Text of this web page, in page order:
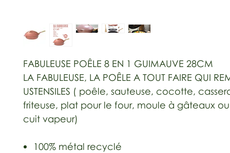
FABULEUSE POÊLE 8 EN 1 GUIMAUVE 28CM
LA FABULEUSE, LA POÊLE A TOUT FAIRE QUI
USTENSILES ( poêle, sauteuse, cocotte,
friteuse, plat pour le four, moule à gâteaux
cuit vapeur)
100% métal recyclé